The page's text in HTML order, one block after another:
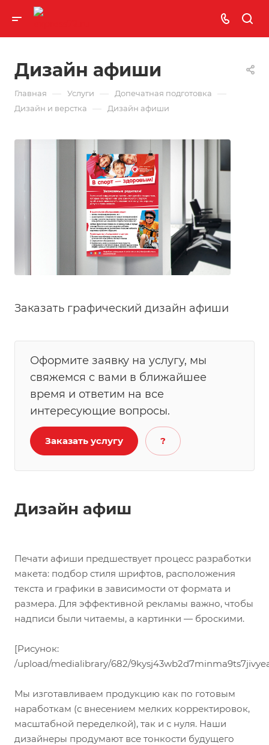
Дизайн афиши
Главная — Услуги — Допечатная подготовка —
Дизайн и верстка — Дизайн афиши
Заказать графический дизайн афиши
Оформите заявку на услугу, мы
свяжемся с вами в ближайшее
время и ответим на все
интересующие вопросы.
Заказать услугу ?
Дизайн афиш
Печати афиши предшествует процесс разработки
макета: подбор стиля шрифтов, расположения
текста и графики в зависимости от формата и
размера. Для эффективной рекламы важно, чтобы
надписи были читаемы, а картинки — броскими.
[Рисунок:
/upload/medialibrary/682/
Мы изготавливаем продукцию как по готовым
наработкам (с внесением мелких корректировок,
масштабной переделкой), так и с нуля. Наши
дизайнеры продумают все тонкости будущего